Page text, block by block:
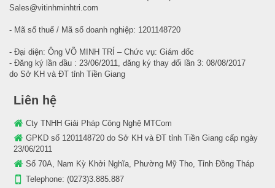
Sales@vitinhminhtri.com
- Mã số thuế / Mã số doanh nghiệp: 1201148720
- Đại diện: Ông VÕ MINH TRÍ – Chức vụ: Giám đốc
- Đăng ký lần đầu : 23/06/2011, đăng ký thay đổi lần 3: 08/08/2017
do Sở KH và ĐT tỉnh Tiền Giang
Liên hệ
Cty TNHH Giải Pháp Công Nghệ MTCom
GPKD số 1201148720 do Sở KH và ĐT tỉnh Tiền Giang cấp ngày
23/06/2011
Số 70A, Nam Kỳ Khởi Nghĩa, Phường Mỹ Tho, Tỉnh Đồng Tháp
Telephone: (0273)3.885.887